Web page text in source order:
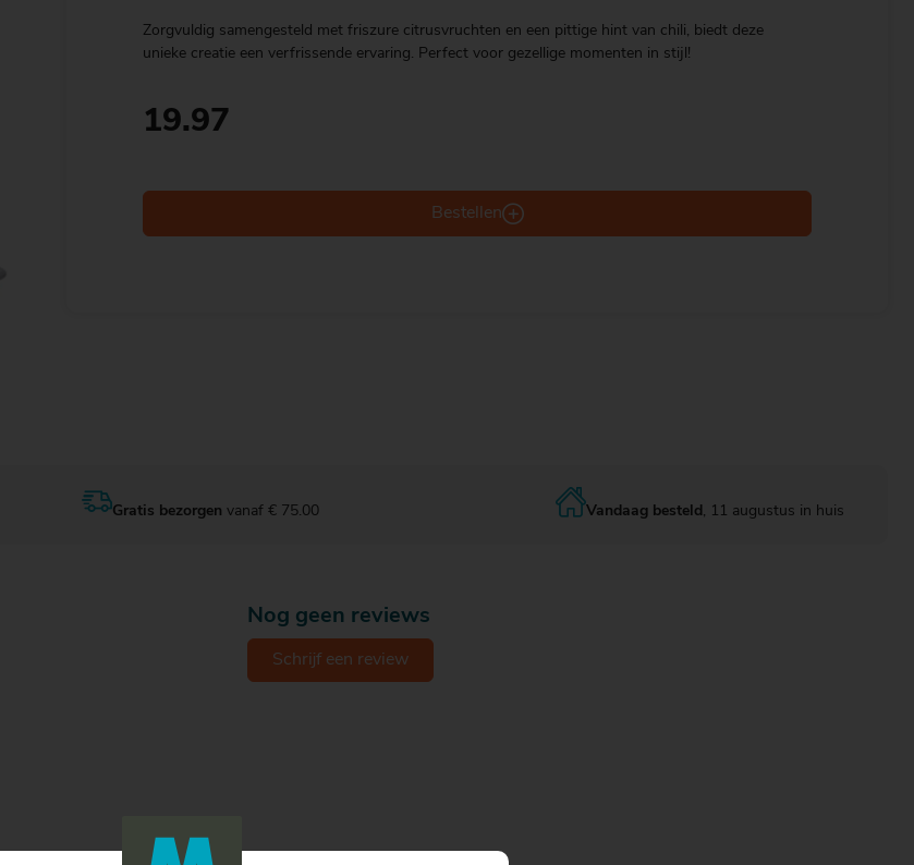
Zorgvuldig samengesteld met friszure citrusvruchten en een pittige hint van chili, biedt deze
unieke creatie een verfrissende ervaring. Perfect voor gezellige momenten in stijl!
19.97
Bestellen
Gratis bezorgen vanaf € 75.00 Vandaag besteld , 11 augustus in huis
Nog geen reviews
Schrijf een review